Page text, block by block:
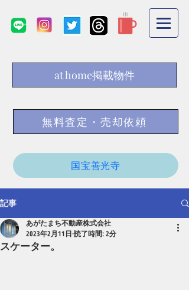
at home掲載物件
無料査定・売却依頼
国宝善光寺
記事
スケーター。
あがたまち不動産株式会社
2023年2月11日 読了時間: 2分